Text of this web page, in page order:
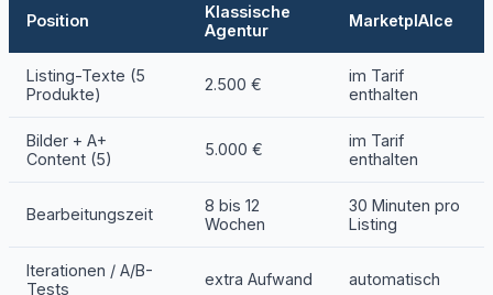
Position
Klassische
Agentur
MarketplAIce
Listing-Texte (5
Produkte)
2.500 €
im Tarif
enthalten
Bilder + A+
Content (5)
5.000 €
im Tarif
enthalten
Bearbeitungszeit
8 bis 12
Wochen
30 Minuten pro
Listing
Iterationen / A/B-
Tests
extra Aufwand automatisch